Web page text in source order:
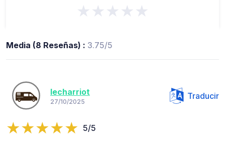
★★★★★
Media (8 Reseñas) : 3.75/5
lecharriot
27/10/2025
Traducir
5/5